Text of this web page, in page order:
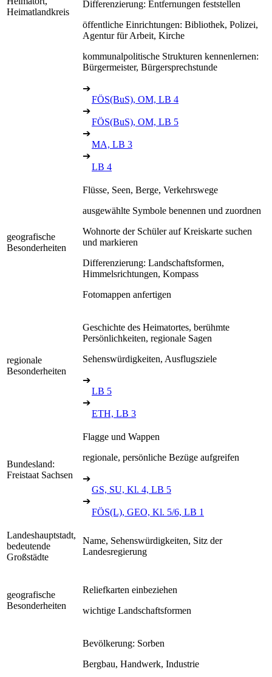
Heimatlandkreis
Differenzierung: Entfernungen feststellen
öffentliche Einrichtungen: Bibliothek, Polizei,
Agentur für Arbeit, Kirche
kommunalpolitische Strukturen kennenlernen:
Bürgermeister, Bürgersprechstunde
➔
FÖS(BuS), OM, LB 4
➔
FÖS(BuS), OM, LB 5
➔
MA, LB 3
➔
LB 4
geografische
Besonderheiten
Flüsse, Seen, Berge, Verkehrswege
ausgewählte Symbole benennen und zuordnen
Wohnorte der Schüler auf Kreiskarte suchen
und markieren
Differenzierung: Landschaftsformen,
Himmelsrichtungen, Kompass
Fotomappen anfertigen
regionale
Besonderheiten
Geschichte des Heimatortes, berühmte
Persönlichkeiten, regionale Sagen
Sehenswürdigkeiten, Ausflugsziele
➔
LB 5
➔
ETH, LB 3
Bundesland:
Freistaat Sachsen
Flagge und Wappen
regionale, persönliche Bezüge aufgreifen
➔
GS, SU, Kl. 4, LB 5
➔
FÖS(L), GEO, Kl. 5/6, LB 1
Landeshauptstadt,
bedeutende
Großstädte
Name, Sehenswürdigkeiten, Sitz der
Landesregierung
geografische
Besonderheiten
Reliefkarten einbeziehen
wichtige Landschaftsformen
Bevölkerung: Sorben
Bergbau, Handwerk, Industrie